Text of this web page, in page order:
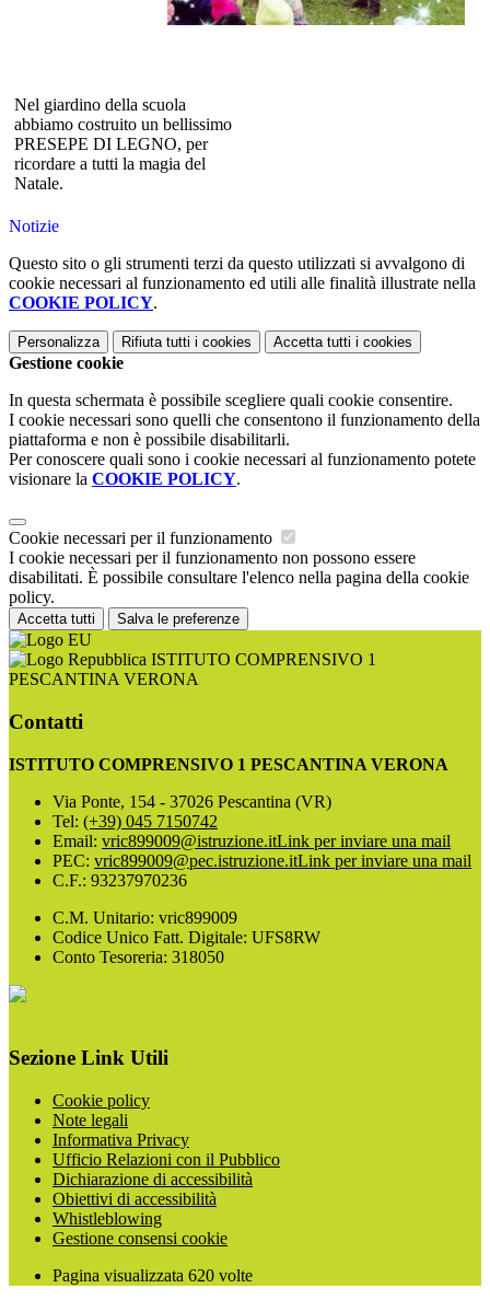
Nel giardino della scuola
abbiamo costruito un bellissimo
PRESEPE DI LEGNO, per
ricordare a tutti la magia del
Natale.
Notizie
Questo sito o gli strumenti terzi da questo utilizzati si avvalgono di
cookie necessari al funzionamento ed utili alle finalità illustrate nella
COOKIE POLICY.
Personalizza Rifiuta tutti i cookies Accetta tutti i cookies
Gestione cookie
In questa schermata è possibile scegliere quali cookie consentire.
I cookie necessari sono quelli che consentono il funzionamento della
piattaforma e non è possibile disabilitarli.
Per conoscere quali sono i cookie necessari al funzionamento potete
visionare la COOKIE POLICY.
Cookie necessari per il funzionamento
I cookie necessari per il funzionamento non possono essere
disabilitati. È possibile consultare l'elenco nella pagina della cookie
policy.
Accetta tutti Salva le preferenze
ISTITUTO COMPRENSIVO 1
PESCANTINA VERONA
Contatti
ISTITUTO COMPRENSIVO 1 PESCANTINA VERONA
Via Ponte, 154 - 37026 Pescantina (VR)
Tel: (+39) 045 7150742
Email: vric899009@istruzione.itLink per inviare una mail
PEC: vric899009@pec.istruzione.itLink per inviare una mail
C.F.: 93237970236
C.M. Unitario: vric899009
Codice Unico Fatt. Digitale: UFS8RW
Conto Tesoreria: 318050
Sezione Link Utili
Cookie policy
Note legali
Informativa Privacy
Ufficio Relazioni con il Pubblico
Dichiarazione di accessibilità
Obiettivi di accessibilità
Whistleblowing
Gestione consensi cookie
Pagina visualizzata 620 volte